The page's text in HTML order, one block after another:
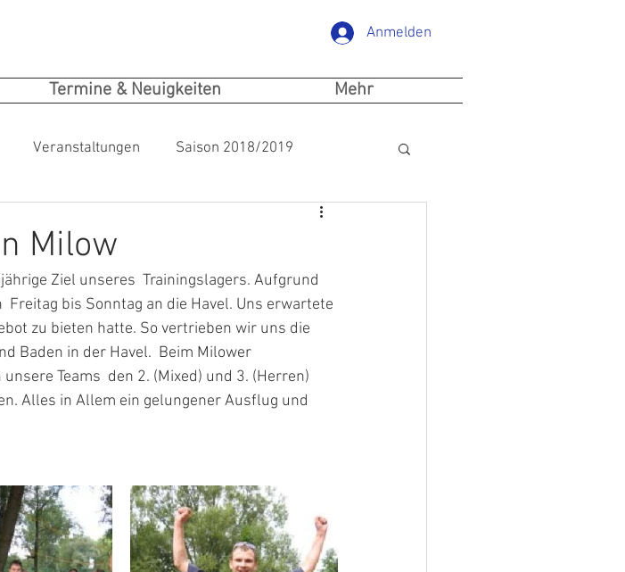
Anmelden
Termine & Neuigkeiten Mehr
Veranstaltungen Saison 2018/2019
Milow
Ziel unseres  Trainingslagers. Aufgrund
bis Sonntag an die Havel. Uns erwartete
zu bieten hatte. So vertrieben wir uns die
Baden in der Havel.  Beim Milower
Teams  den 2. (Mixed) und 3. (Herren)
Alles in Allem ein gelungener Ausflug und